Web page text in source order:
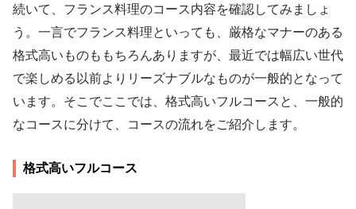
続いて、フランス料理のコース内容を確認してみましょ
う。一言でフランス料理といっても、厳格なマナーのある
格式高いものももちろんありますが、最近では幅広い世代
で楽しめる以前よりリーズナブルなものが一般的となって
います。そこでここでは、格式高いフルコースと、一般的
なコースに分けて、コースの流れをご紹介します。
格式高いフルコース